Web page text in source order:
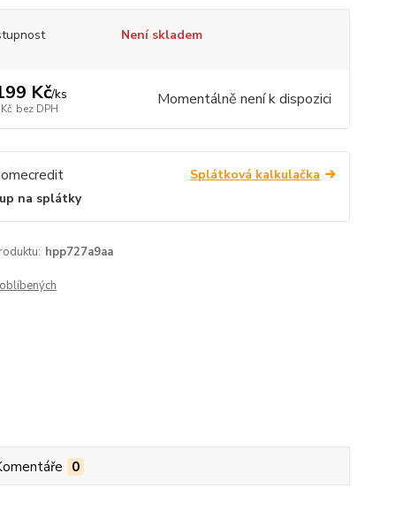
Není skladem
Kč/ks
bez DPH Momentálně není k dispozici
Splátková kalkulačka
na splátky
hpp727a9aa
0